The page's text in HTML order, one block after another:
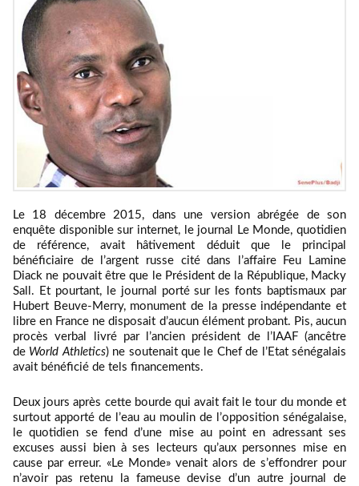
Le 18 décembre 2015, dans une version abrégée de son
enquête disponible sur internet, le journal Le Monde, quotidien
de référence, avait hâtivement déduit que le principal
bénéficiaire de l’argent russe cité dans l’affaire Feu Lamine
Diack ne pouvait être que le Président de la République, Macky
Sall. Et pourtant, le journal porté sur les fonts baptismaux par
Hubert Beuve-Merry, monument de la presse indépendante et
libre en France ne disposait d’aucun élément probant. Pis, aucun
procès verbal livré par l’ancien président de l’IAAF (ancêtre
de World Athletics) ne soutenait que le Chef de l’Etat sénégalais
avait bénéficié de tels financements.
Deux jours après cette bourde qui avait fait le tour du monde et
surtout apporté de l’eau au moulin de l’opposition sénégalaise,
le quotidien se fend d’une mise au point en adressant ses
excuses aussi bien à ses lecteurs qu’aux personnes mise en
cause par erreur. «Le Monde» venait alors de s’effondrer pour
n’avoir pas retenu la fameuse devise d’un autre journal de